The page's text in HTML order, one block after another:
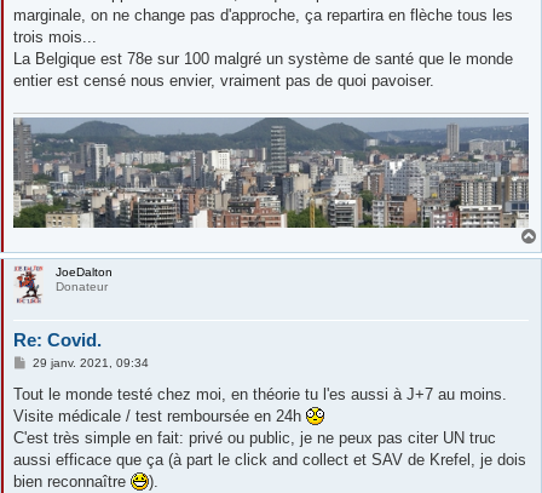
marginale, on ne change pas d'approche, ça repartira en flèche tous les
trois mois...
La Belgique est 78e sur 100 malgré un système de santé que le monde
entier est censé nous envier, vraiment pas de quoi pavoiser.
JoeDalton
Donateur
Re: Covid.
M
s
a
g
29 janv. 2021, 09:34
Tout le monde testé chez moi, en théorie tu l'es aussi à J+7 au moins.
Visite médicale / test remboursée en 24h
C'est très simple en fait: privé ou public, je ne peux pas citer UN truc
aussi efficace que ça (à part le click and collect et SAV de Krefel, je dois
bien reconnaître
).